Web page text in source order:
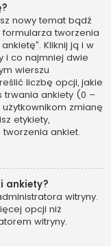
nowy temat bądź
tworzenia
Kliknij ją i w
i co najmniej dwie
wierszu
liczbę opcji, jakie
trwania ankiety (0 –
zmianę
etykiety,
ankiet.
ankiety?
witryny.
opcji niż
witryny.